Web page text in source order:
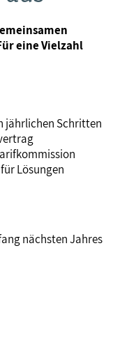
eine Vielzahl
jährlichen Schritten
Lösungen
nächsten Jahres